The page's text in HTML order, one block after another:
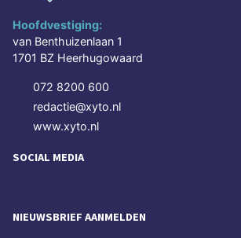
Hoofdvestiging:
van Benthuizenlaan 1
1701 BZ Heerhugowaard
072 8200 600
redactie@xyto.nl
www.xyto.nl
SOCIAL MEDIA
NIEUWSBRIEF AANMELDEN